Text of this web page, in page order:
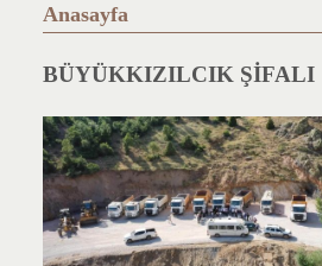
Anasayfa
BÜYÜKKIZILCIK ŞİFALI